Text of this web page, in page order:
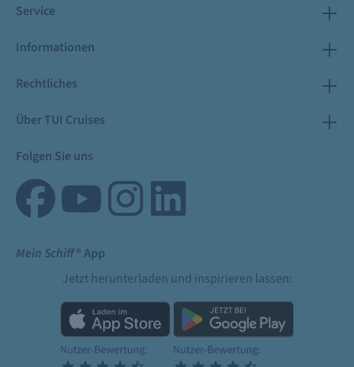
Service
Informationen
Rechtliches
Über TUI Cruises
Folgen Sie uns
Mein Schiff® App
Jetzt herunterladen und inspirieren lassen: